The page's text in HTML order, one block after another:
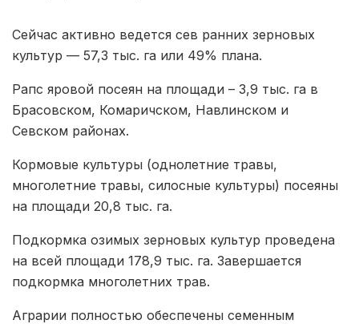
Сейчас активно ведется сев ранних зерновых
культур — 57,3 тыс. га или 49% плана.
Рапс яровой посеян на площади – 3,9 тыс. га в
Брасовском, Комаричском, Навлинском и
Севском районах.
Кормовые культуры (однолетние травы,
многолетние травы, силосные культуры) посеяны
на площади 20,8 тыс. га.
Подкормка озимых зерновых культур проведена
на всей площади 178,9 тыс. га. Завершается
подкормка многолетних трав.
Аграрии полностью обеспечены семенным